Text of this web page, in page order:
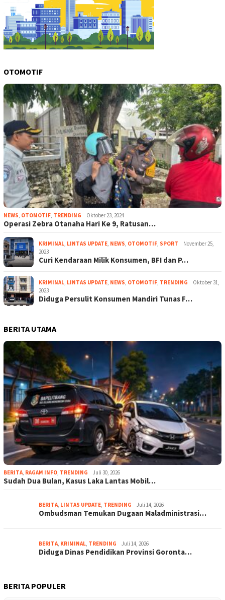
OTOMOTIF
NEWS OTOMOTIF TRENDING Oktober 23, 2024
Operasi Zebra Otanaha Hari Ke 9, Ratusan…
KRIMINAL LINTAS UPDATE NEWS OTOMOTIF SPORT
November 25,
2023
Curi Kendaraan Milik Konsumen, BFI dan P…
KRIMINAL LINTAS UPDATE NEWS OTOMOTIF TRENDING
Oktober 31,
2023
Diduga Persulit Konsumen Mandiri Tunas F…
BERITA UTAMA
BERITA RAGAM INFO TRENDING Juli 30, 2026
Sudah Dua Bulan, Kasus Laka Lantas Mobil…
BERITA LINTAS UPDATE TRENDING Juli 14, 2026
Ombudsman Temukan Dugaan Maladministrasi…
BERITA KRIMINAL TRENDING Juli 14, 2026
Diduga Dinas Pendidikan Provinsi Goronta…
BERITA POPULER